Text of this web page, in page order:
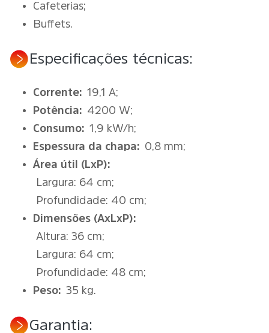
Cafeterias;
Buffets.
Especificações técnicas:
Corrente: 19,1 A;
Potência: 4200 W;
Consumo: 1,9 kW/h;
Espessura da chapa: 0,8 mm;
Área útil (LxP):
Largura: 64 cm;
Profundidade: 40 cm;
Dimensões (AxLxP):
Altura: 36 cm;
Largura: 64 cm;
Profundidade: 48 cm;
Peso: 35 kg.
Garantia: